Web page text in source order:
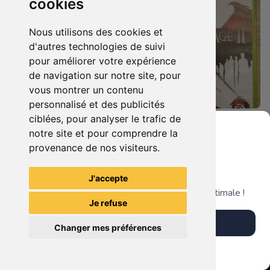
cookies
Nous utilisons des cookies et
d'autres technologies de suivi
pour améliorer votre expérience
de navigation sur notre site, pour
vous montrer un contenu
personnalisé et des publicités
ciblées, pour analyser le trafic de
notre site et pour comprendre la
provenance de nos visiteurs.
J'accepte
Je refuse
Changer mes préférences
12.90 € 0
Harry Potter Et Les Reliques De La Mort - 1ère Partie Xbox 360
5.90 €
Dragon Age Ii Xbox 360
TheGamingR83
Grenier du Geek
Télécharge notre app pour une expérience optimale !
Télécharger l'app